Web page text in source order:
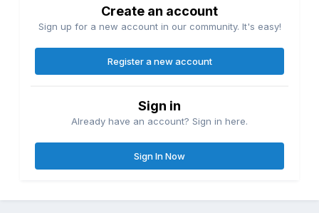
Create an account
Sign up for a new account in our community. It's easy!
Register a new account
Sign in
Already have an account? Sign in here.
Sign In Now